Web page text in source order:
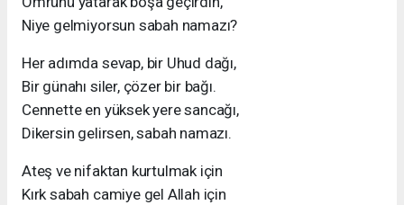
Niye gelmiyorsun sabah namazı?
Her adımda sevap, bir Uhud dağı,
Bir günahı siler, çözer bir bağı.
Cennette en yüksek yere sancağı,
Dikersin gelirsen, sabah namazı.
Ateş ve nifaktan kurtulmak için
Kırk sabah camiye gel Allah için